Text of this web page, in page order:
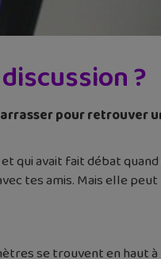
?
pour retrouver
qui avait fait débat
tes amis. Mais elle peut
se trouvent en haut à